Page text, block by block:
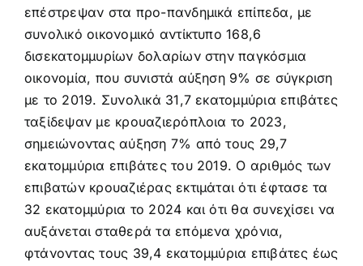
επέστρεψαν στα προ-πανδημικά επίπεδα, με
συνολικό οικονομικό αντίκτυπο 168,6
δισεκατομμυρίων δολαρίων στην παγκόσμια
οικονομία, που συνιστά αύξηση 9% σε σύγκριση
με το 2019. Συνολικά 31,7 εκατομμύρια επιβάτες
ταξίδεψαν με κρουαζιερόπλοια το 2023,
σημειώνοντας αύξηση 7% από τους 29,7
εκατομμύρια επιβάτες του 2019. Ο αριθμός των
επιβατών κρουαζιέρας εκτιμάται ότι έφτασε τα
32 εκατομμύρια το 2024 και ότι θα συνεχίσει να
αυξάνεται σταθερά τα επόμενα χρόνια,
φτάνοντας τους 39,4 εκατομμύρια επιβάτες έως